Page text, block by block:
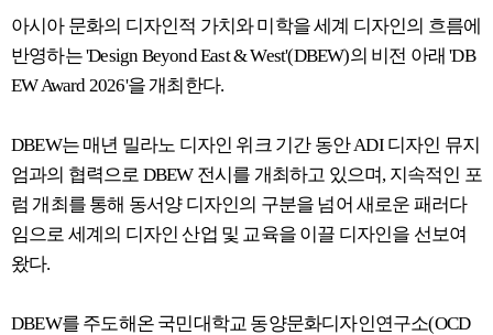
아시아 문화의 디자인적 가치와 미학을 세계 디자인의 흐름에
반영하는 'Design Beyond East & West'(DBEW)의 비전 아래 'DB
EW Award 2026'을 개최한다.
DBEW는 매년 밀라노 디자인 위크 기간 동안 ADI 디자인 뮤지
엄과의 협력으로 DBEW 전시를 개최하고 있으며, 지속적인 포
럼 개최를 통해 동서양 디자인의 구분을 넘어 새로운 패러다
임으로 세계의 디자인 산업 및 교육을 이끌 디자인을 선보여
왔다.
DBEW를 주도해온 국민대학교 동양문화디자인연구소(OCD